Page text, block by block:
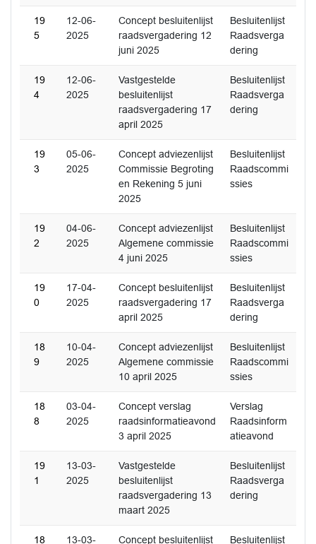
19
5
12-06-
2025
Concept besluitenlijst
raadsvergadering 12
juni 2025
Besluitenlijst
Raadsverga
dering
19
4
12-06-
2025
Vastgestelde
besluitenlijst
raadsvergadering 17
april 2025
Besluitenlijst
Raadsverga
dering
19
3
05-06-
2025
Concept adviezenlijst
Commissie Begroting
en Rekening 5 juni
2025
Besluitenlijst
Raadscommi
ssies
19
2
04-06-
2025
Concept adviezenlijst
Algemene commissie
4 juni 2025
Besluitenlijst
Raadscommi
ssies
19
0
17-04-
2025
Concept besluitenlijst
raadsvergadering 17
april 2025
Besluitenlijst
Raadsverga
dering
18
9
10-04-
2025
Concept adviezenlijst
Algemene commissie
10 april 2025
Besluitenlijst
Raadscommi
ssies
18
8
03-04-
2025
Concept verslag
raadsinformatieavond
3 april 2025
Verslag
Raadsinform
atieavond
19
1
13-03-
2025
Vastgestelde
besluitenlijst
raadsvergadering 13
maart 2025
Besluitenlijst
Raadsverga
dering
18
13-03-
Concept besluitenlijst
Besluitenlijst